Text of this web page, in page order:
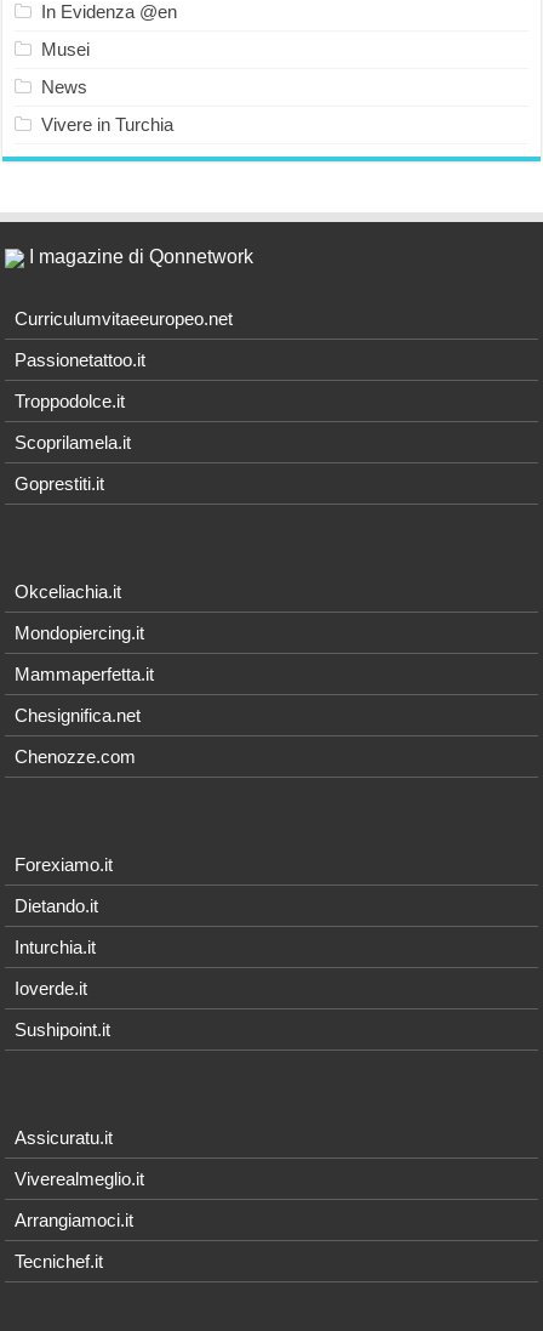
In Evidenza @en
Musei
News
Vivere in Turchia
I magazine di Qonnetwork
Curriculumvitaeeuropeo.net
Passionetattoo.it
Troppodolce.it
Scoprilamela.it
Goprestiti.it
Okceliachia.it
Mondopiercing.it
Mammaperfetta.it
Chesignifica.net
Chenozze.com
Forexiamo.it
Dietando.it
Inturchia.it
Ioverde.it
Sushipoint.it
Assicuratu.it
Viverealmeglio.it
Arrangiamoci.it
Tecnichef.it